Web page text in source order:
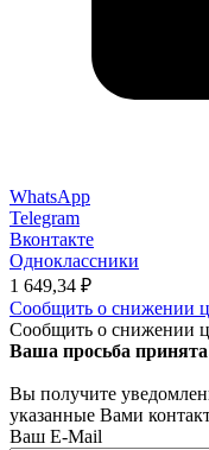
WhatsApp
Telegram
Вконтакте
Одноклассники
1 649,34 ₽
Сообщить о снижении
Сообщить о снижении
Ваша просьба
Вы получите
указанные Вами
Ваш E-Mail